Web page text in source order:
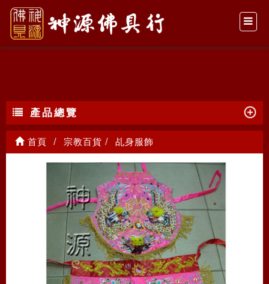
乩身服飾
產品總覽
首頁 宗教百貨 乩身服飾